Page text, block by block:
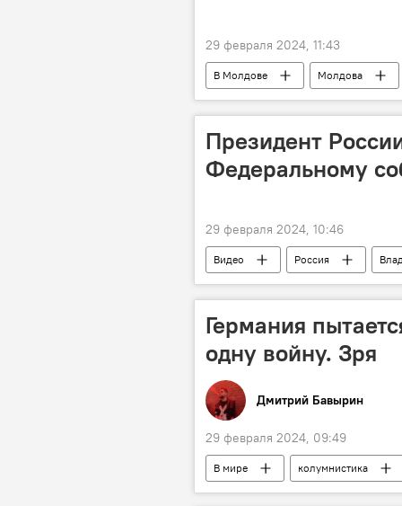
29 февраля 2024, 11:43
В Молдове Молдова
Президент
Федеральному
29 февраля 2024, 10:46
Видео Россия
Германия
одну войну. Зря
Дмитрий Бавырин
29 февраля 2024, 09:49
В мире
колумнистика
КНДР